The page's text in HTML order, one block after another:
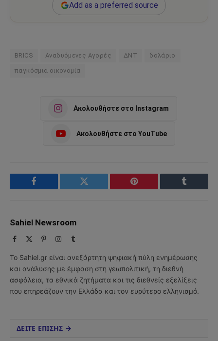
Add as a preferred source
BRICS Αναδυόμενες Αγορές ΔΝΤ δολάριο
παγκόσμια οικονομία
Ακολουθήστε στο Instagram
Ακολουθήστε στο YouTube
Facebook Twitter Pinterest Tumblr
Sahiel Newsroom
Facebook PinterestInstagram
Tumblr
Το Sahiel.gr είναι ανεξάρτητη ψηφιακή πύλη ενημέρωσης
και ανάλυσης με έμφαση στη γεωπολιτική, τη διεθνή
ασφάλεια, τα εθνικά ζητήματα και τις διεθνείς εξελίξεις
που επηρεάζουν την Ελλάδα και τον ευρύτερο ελληνισμό.
ΔΕΙΤΕ ΕΠΙΣΗΣ →